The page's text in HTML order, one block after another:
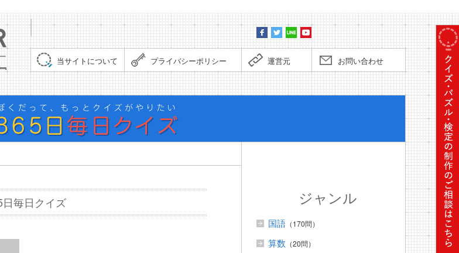
当サイトについて プライバシーポリシー 運営元 お問い合わせ
ぼくだ
毎日クイズ ジャンル
国語 （170問）
算数 （20問）